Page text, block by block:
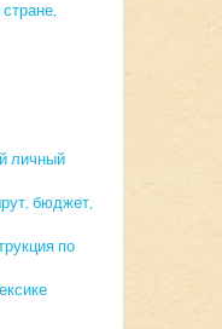
личный
бюджет,
по